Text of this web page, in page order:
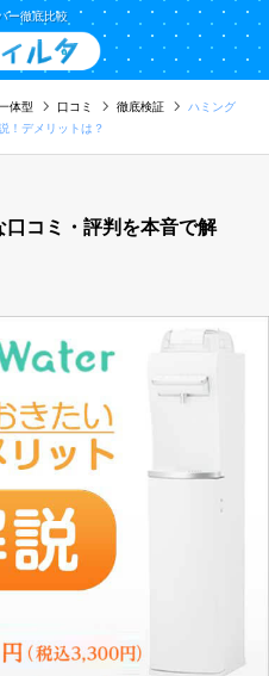
ー徹底比較
体型 口コミ 徹底検証
ハミング
！デメリットは？
コミ・評判を本音で解